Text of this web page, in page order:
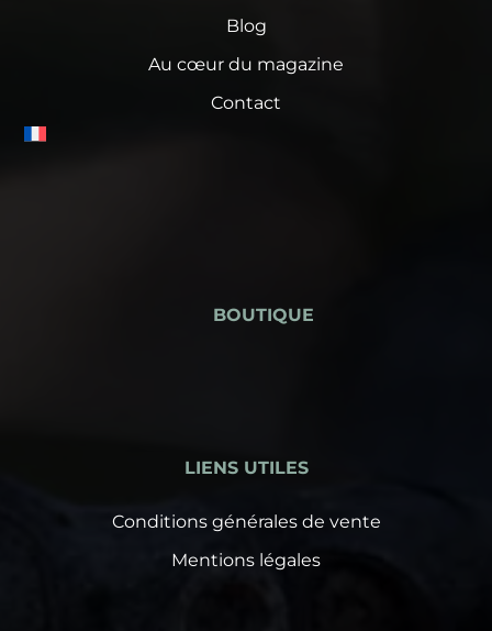
Blog
Au cœur du magazine
Contact
BOUTIQUE
LIENS UTILES
Conditions générales de vente
Mentions légales